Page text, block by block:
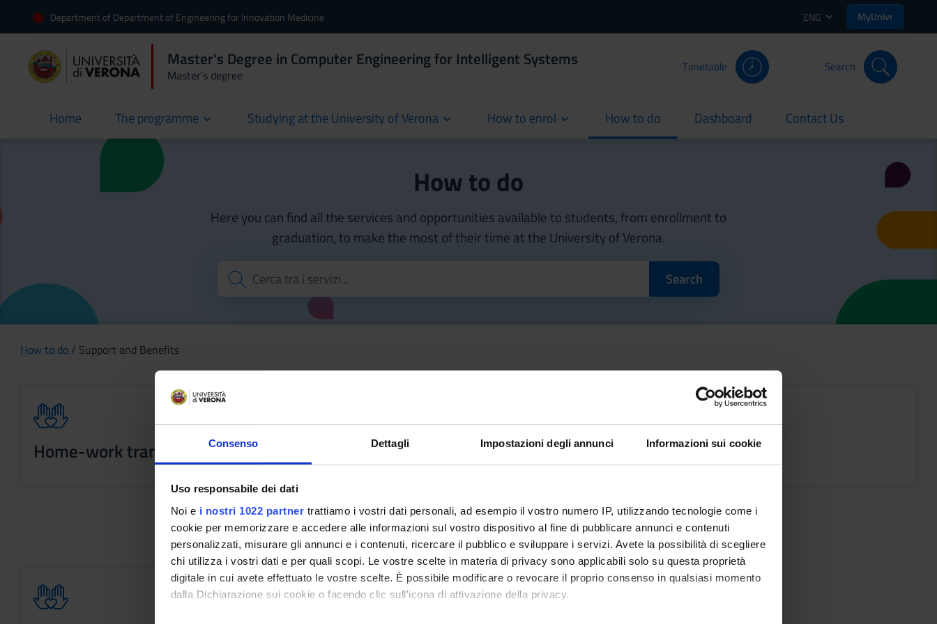
Consenso Dettagli Impostazioni degli annunci Informazioni sui cookie
Uso responsabile dei dati
Noi e i nostri 1022 partner trattiamo i vostri dati personali, ad esempio il vostro numero IP, utilizzando tecnologie come i
cookie per memorizzare e accedere alle informazioni sul vostro dispositivo al fine di pubblicare annunci e contenuti
personalizzati, misurare gli annunci e i contenuti, ricercare il pubblico e sviluppare i servizi. Avete la possibilità di scegliere
chi utilizza i vostri dati e per quali scopi. Le vostre scelte in materia di privacy sono applicabili solo su questa proprietà
digitale in cui avete effettuato le vostre scelte. È possibile modificare o revocare il proprio consenso in qualsiasi momento
dalla Dichiarazione sui cookie o facendo clic sull'icona di attivazione della privacy.
Department of Department of Engineering for Innovation Medicine ENG MyUnivr
Master's Degree in Computer Engineering for Intelligent Systems
Master’s degree
Timetable Search
Home
current The programme Studying at the University of Verona How to enrol How to do
current Dashboard
current Contact Us
current
How to do
Here you can find all the services and opportunities available to students, from enrollment to
graduation, to make the most of their time at the University of Verona.
How to do / Support and Benefits
Home-work transport
Committee for the Guarantee of
equal opportunities, workers' well-
(CUG)
Baby University